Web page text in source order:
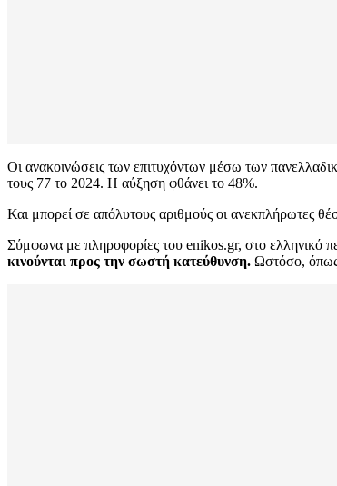
Οι ανακοινώσεις των επιτυχόντων μέσω των
τους 77 το 2024. Η αύξηση φθάνει το 48%.
Και μπορεί σε απόλυτους αριθμούς οι ανεκπλήρωτες
Σύμφωνα με πληροφορίες του enikos.gr, στο ελληνικό
κινούνται προς την σωστή κατεύθυνση. Ωστόσο, όπως